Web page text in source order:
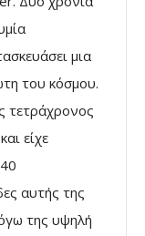
μια
του κόσμου.
τετράχρονος
είχε
αυτής της
της υψηλή